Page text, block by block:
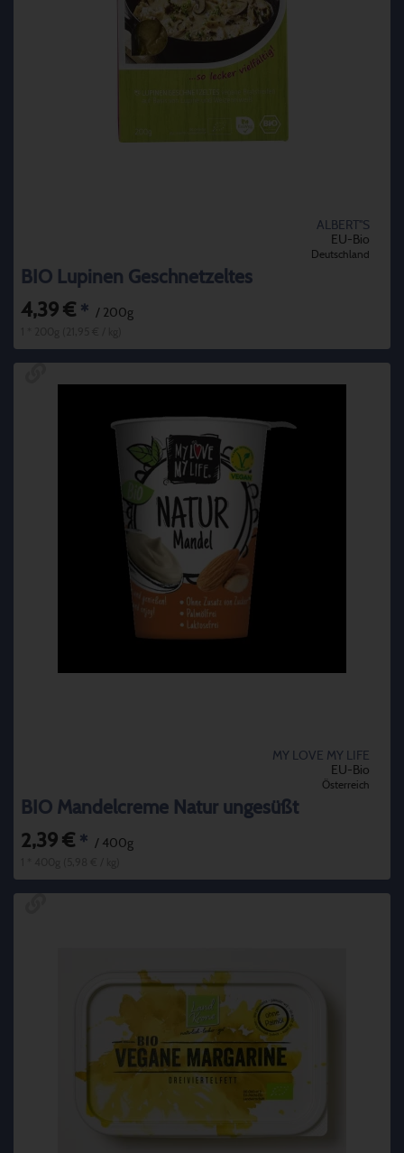
ALBERT''S
EU-Bio
Deutschland
BIO Lupinen Geschnetzeltes
4,39 € * / 200g
MY LOVE MY LIFE
EU-Bio
Österreich
BIO Mandelcreme Natur ungesüßt
2,39 € * / 400g